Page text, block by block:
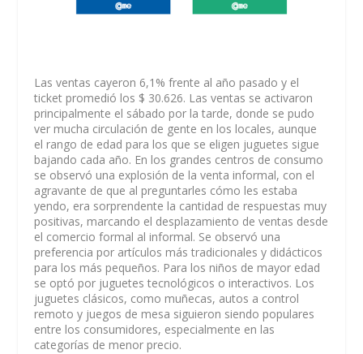
Las ventas cayeron 6,1% frente al año pasado y el
ticket promedió los $ 30.626. Las ventas se activaron
principalmente el sábado por la tarde, donde se pudo
ver mucha circulación de gente en los locales, aunque
el rango de edad para los que se eligen juguetes sigue
bajando cada año. En los grandes centros de consumo
se observó una explosión de la venta informal, con el
agravante de que al preguntarles cómo les estaba
yendo, era sorprendente la cantidad de respuestas muy
positivas, marcando el desplazamiento de ventas desde
el comercio formal al informal. Se observó una
preferencia por artículos más tradicionales y didácticos
para los más pequeños. Para los niños de mayor edad
se optó por juguetes tecnológicos o interactivos. Los
juguetes clásicos, como muñecas, autos a control
remoto y juegos de mesa siguieron siendo populares
entre los consumidores, especialmente en las
categorías de menor precio.